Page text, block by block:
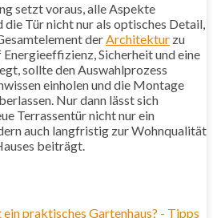
setzt voraus, alle Aspekte
Tür nicht nur als optisches Detail,
derArchitektur zu
Sicherheit und eine
sollte den Auswahlprozess
einholen und die Montage
Nur dann lässt sich
Terrassentür nicht nur ein
auch langfristig zur Wohnqualität
beiträgt.